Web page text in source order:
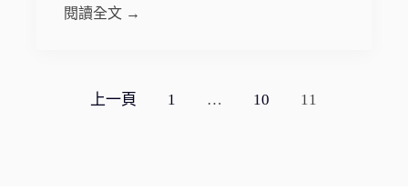
閱讀全文 →
上一頁 1 … 10 11